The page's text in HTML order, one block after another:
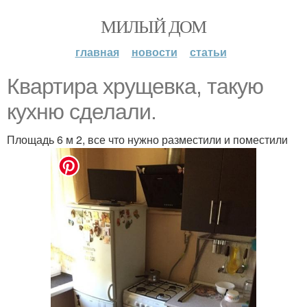
МИЛЫЙ ДОМ
главная новости статьи
Квартира хрущевка, такую
кухню сделали.
Площадь 6 м 2, все что нужно разместили и поместили